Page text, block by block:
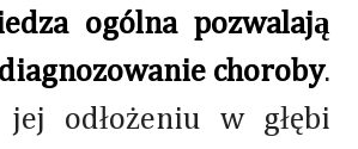
ogólna pozwalają
choroby.
odłożeniu w głębi